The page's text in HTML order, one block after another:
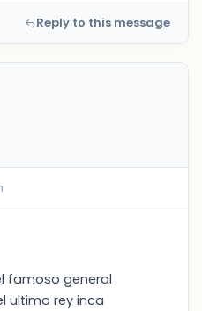
Reply to this message
famoso general
ultimo rey inca